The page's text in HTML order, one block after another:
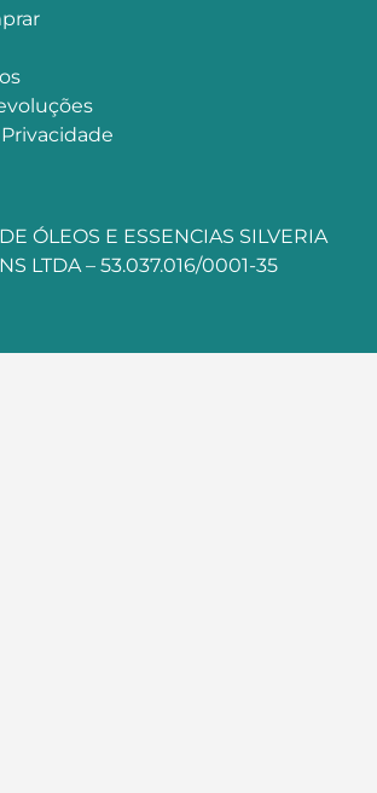
ÓLEOS E ESSENCIAS SILVERIA
LTDA – 53.037.016/0001-35